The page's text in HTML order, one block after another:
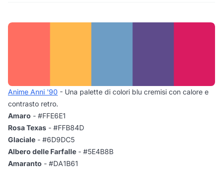
Anime Anni '90 - Una palette di colori blu cremisi con calore e
contrasto retro.
Amaro - #FFE6E1
Rosa Texas - #FFB84D
Glaciale - #6D9DC5
Albero delle Farfalle - #5E4B8B
Amaranto - #DA1B61